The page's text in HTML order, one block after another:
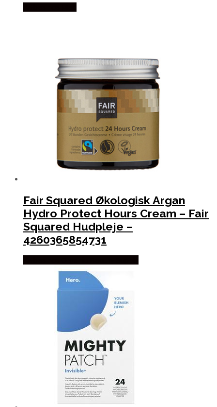
Fair Squared Økologisk Argan
Hydro Protect Hours Cream – Fair
Squared Hudpleje –
4260365854731